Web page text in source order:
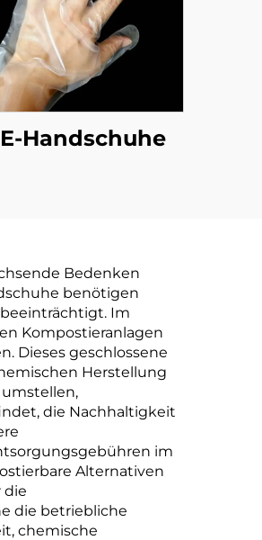
Handschuhe
Bedenken
benötigen
Im
Kompostieranlagen
Dieses geschlossene
Herstellung
die Nachhaltigkeit
im
Alternativen
die
die betriebliche
chemische